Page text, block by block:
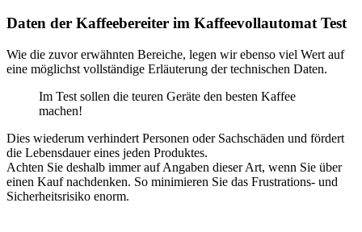
Daten der Kaffeebereiter im Kaffeevollautomat Test
Wie die zuvor erwähnten Bereiche, legen wir ebenso viel Wert auf
eine möglichst vollständige Erläuterung der technischen Daten.
Im Test sollen die teuren Geräte den besten Kaffee
machen!
Dies wiederum verhindert Personen oder Sachschäden und fördert
die Lebensdauer eines jeden Produktes.
Achten Sie deshalb immer auf Angaben dieser Art, wenn Sie über
einen Kauf nachdenken. So minimieren Sie das Frustrations- und
Sicherheitsrisiko enorm.